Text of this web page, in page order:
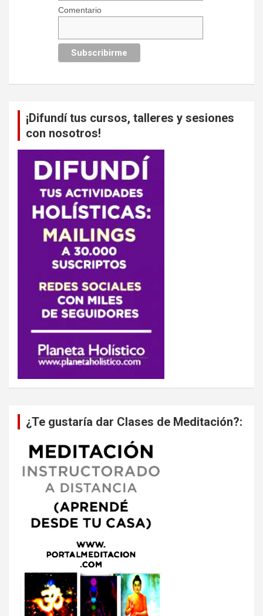
Comentario
¡Difundí tus cursos, talleres y sesiones
con nosotros!
¿Te gustaría dar Clases de Meditación?: